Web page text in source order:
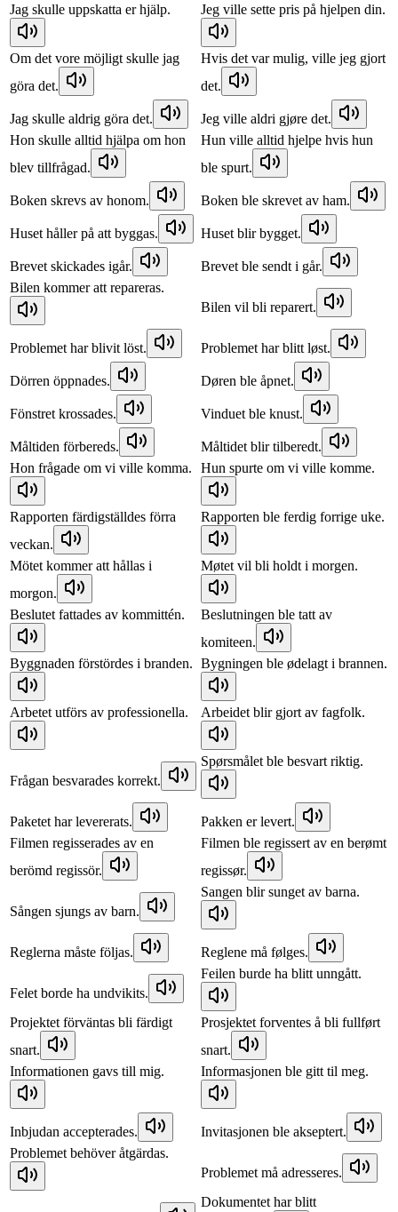
Jag skulle uppskatta er hjälp.
Jeg ville sette pris på hjelpen din.
Om det vore möjligt skulle jag
göra det.
Hvis det var mulig, ville jeg gjort
det.
Jag skulle aldrig göra det.
Jeg ville aldri gjøre det.
Hon skulle alltid hjälpa om hon
blev tillfrågad.
Hun ville alltid hjelpe hvis hun
ble spurt.
Boken skrevs av honom. Boken ble skrevet av ham.
Huset håller på att byggas. Huset blir bygget.
Brevet skickades igår.
Brevet ble sendt i går.
Bilen kommer att repareras.
Bilen vil bli reparert.
Problemet har blivit löst. Problemet har blitt løst.
Dörren öppnades. Døren ble åpnet.
Fönstret krossades. Vinduet ble knust.
Måltiden förbereds.
Måltidet blir tilberedt.
Hon frågade om vi ville komma.
Hun spurte om vi ville komme.
Rapporten färdigställdes förra
veckan.
Rapporten ble ferdig forrige uke.
Mötet kommer att hållas i
morgon.
Møtet vil bli holdt i morgen.
Beslutet fattades av kommittén.
Beslutningen ble tatt av
komiteen.
Byggnaden förstördes i branden. Bygningen ble ødelagt i brannen.
Arbetet utförs av professionella. Arbeidet blir gjort av fagfolk.
Frågan besvarades korrekt.
Spørsmålet ble besvart riktig.
Paketet har levererats.
Pakken er levert.
Filmen regisserades av en
berömd regissör.
Filmen ble regissert av en berømt
regissør.
Sången sjungs av barn.
Sangen blir sunget av barna.
Reglerna måste följas. Reglene må følges.
Felet borde ha undvikits.
Feilen burde ha blitt unngått.
Projektet förväntas bli färdigt
snart.
Prosjektet forventes å bli fullført
snart.
Informationen gavs till mig.
Informasjonen ble gitt til meg.
Inbjudan accepterades.
Invitasjonen ble akseptert.
Problemet behöver åtgärdas.
Problemet må adresseres.
Dokumentet har blitt